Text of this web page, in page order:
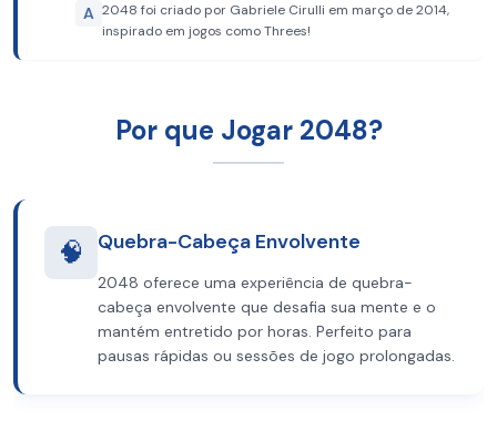
A 2048 foi criado por Gabriele Cirulli em março de 2014,
inspirado em jogos como Threes!
Por que Jogar 2048?
🧠 Quebra-Cabeça Envolvente
2048 oferece uma experiência de quebra-
cabeça envolvente que desafia sua mente e o
mantém entretido por horas. Perfeito para
pausas rápidas ou sessões de jogo prolongadas.